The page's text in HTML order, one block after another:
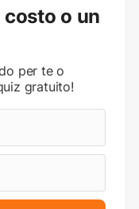
costo o un
per te o
gratuito!